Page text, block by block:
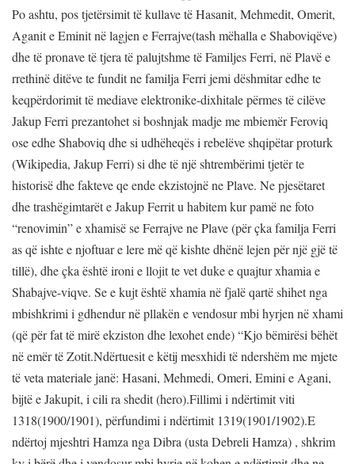
Po ashtu, pos tjetërsimit të kullave të Hasanit, Mehmedit, Omerit,
Aganit e Eminit në lagjen e Ferrajve(tash mëhalla e Shaboviqëve)
dhe të pronave të tjera të palujtshme të Familjes Ferri, në Plavë e
rrethinë ditëve te fundit ne familja Ferri jemi dëshmitar edhe te
keqpërdorimit të mediave elektronike-dixhitale përmes të cilëve
Jakup Ferri prezantohet si boshnjak madje me mbiemër Feroviq
ose edhe Shaboviq dhe si udhëheqës i rebelëve shqipëtar proturk
(Wikipedia, Jakup Ferri) si dhe të një shtrembërimi tjetër te
historisë dhe fakteve qe ende ekzistojnë ne Plave. Ne pjesëtaret
dhe trashëgimtarët e Jakup Ferrit u habitem kur pamë ne foto
“renovimin” e xhamisë se Ferrajve ne Plave (për çka familja Ferri
as që ishte e njoftuar e lere më që kishte dhënë lejen për një gjë të
tillë), dhe çka është ironi e llojit te vet duke e quajtur xhamia e
Shabajve-viqve. Se e kujt është xhamia në fjalë qartë shihet nga
mbishkrimi i gdhendur në pllakën e vendosur mbi hyrjen në xhami
(që për fat të mirë ekziston dhe lexohet ende) “Kjo bëmirësi bëhët
në emër të Zotit.Ndërtuesit e këtij mesxhidi të ndershëm me mjete
të veta materiale janë: Hasani, Mehmedi, Omeri, Emini e Agani,
bijtë e Jakupit, i cili ra shedit (hero).Fillimi i ndërtimit viti
1318(1900/1901), përfundimi i ndërtimit 1319(1901/1902).E
ndërtoj mjeshtri Hamza nga Dibra (usta Debreli Hamza) , shkrim